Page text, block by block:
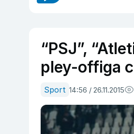
“PSJ”,
pley-offiga
Sport 14:56 / 26.11.2015